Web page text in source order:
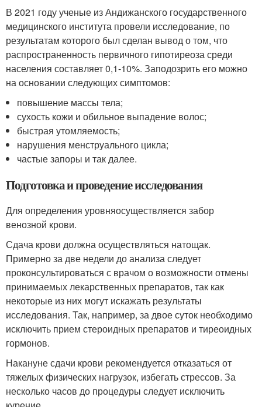
В 2021 году ученые из Андижанского государственного
медицинского института провели исследование, по
результатам которого был сделан вывод о том, что
распространенность первичного гипотиреоза среди
населения составляет 0,1-10%. Заподозрить его можно
на основании следующих симптомов:
повышение массы тела;
сухость кожи и обильное выпадение волос;
быстрая утомляемость;
нарушения менструального цикла;
частые запоры и так далее.
Подготовка и проведение исследования
Для определения уровняосуществляется забор
венозной крови.
Сдача крови должна осуществляться натощак.
Примерно за две недели до анализа следует
проконсультироваться с врачом о возможности отмены
принимаемых лекарственных препаратов, так как
некоторые из них могут искажать результаты
исследования. Так, например, за двое суток необходимо
исключить прием стероидных препаратов и тиреоидных
гормонов.
Накануне сдачи крови рекомендуется отказаться от
тяжелых физических нагрузок, избегать стрессов. За
несколько часов до процедуры следует исключить